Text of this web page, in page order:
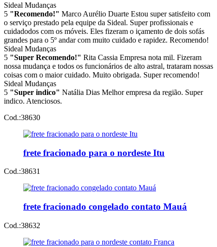
Sideal Mudanças
5 "Recomendo!" Marco Aurélio Duarte Estou super satisfeito com
o serviço prestado pela equipe da Sideal. Super profissionais e
cuidadodos com os móveis. Eles fizeram o içamento de dois sofás
grandes para o 5º andar com muito cuidado e rapidez. Recomendo!
Sideal Mudanças
5 "Super Recomendo!" Rita Cassia Empresa nota mil. Fizeram
nossa mudança e todos os funcionários de alto astral, trataram nossas
coisas com o maior cuidado. Muito obrigada. Super recomendo!
Sideal Mudanças
5 "Super indico" Natália Dias Melhor empresa da região. Super
indico. Atenciosos.
Cod.:38630
frete fracionado para o nordeste Itu
Cod.:38631
frete fracionado congelado contato Mauá
Cod.:38632